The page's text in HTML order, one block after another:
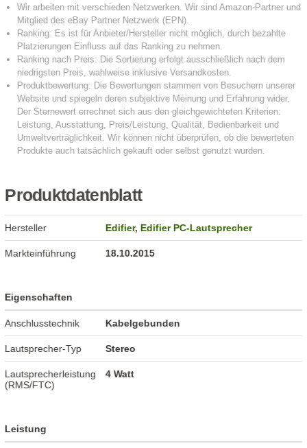
Produktdatenblatt
Hersteller Edifier,Edifier PC-Lautsprecher
Markteinführung 18.10.2015
Eigenschaften
Anschlusstechnik Kabelgebunden
Lautsprecher-Typ Stereo
Lautsprecherleistung
(RMS/FTC)
4 Watt
Leistung